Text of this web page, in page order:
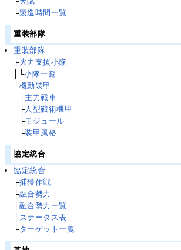
└製造時間一覧
重装部隊
重装部隊
├火力支援小隊
│└小隊一覧
└機動装甲
├主力戦車
├人型戦術機甲
├モジュール
└装甲風格
協定統合
協定統合
├捕獲作戦
├融合勢力
├融合勢力一覧
├ステータス表
└ターゲット一覧